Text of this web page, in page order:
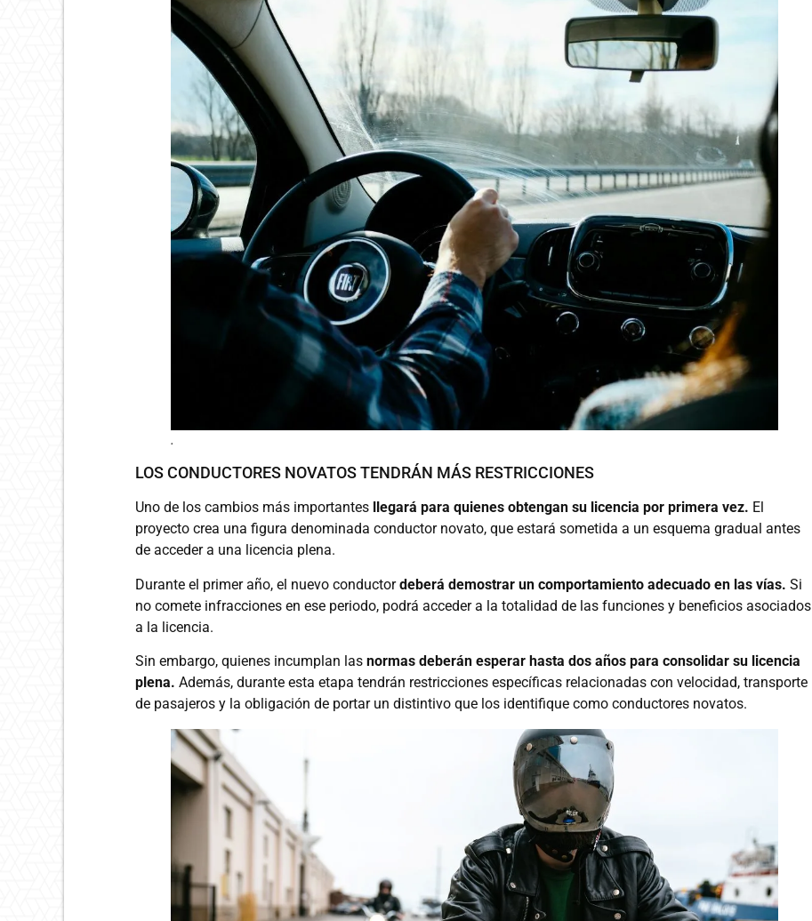
.
LOS CONDUCTORES NOVATOS TENDRÁN MÁS RESTRICCIONES
Uno de los cambios más importantes llegará para quienes obtengan su licencia por primera vez. El
proyecto crea una figura denominada conductor novato, que estará sometida a un esquema gradual antes
de acceder a una licencia plena.
Durante el primer año, el nuevo conductordeberá demostrar un comportamiento adecuado en las vías. Si
no comete infracciones en ese periodo, podrá acceder a la totalidad de las funciones y beneficios asociados
a la licencia.
Sin embargo, quienes incumplan las normas deberán esperar hasta dos años para consolidar su licencia
plena. Además, durante esta etapa tendrán restricciones específicas relacionadas con velocidad, transporte
de pasajeros y la obligación de portar un distintivo que los identifique como conductores novatos.